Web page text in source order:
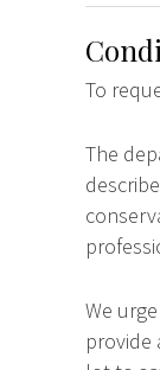
To
The
We
provide